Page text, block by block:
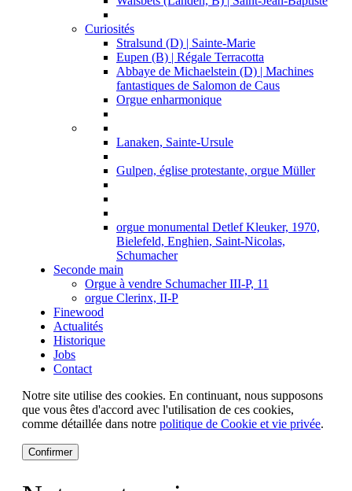
Curiosités
Stralsund (D) | Sainte-Marie
Eupen (B) | Régale Terracotta
Abbaye de Michaelstein (D) | Machines
fantastiques de Salomon de Caus
Orgue enharmonique
Lanaken, Sainte-Ursule
Gulpen, église protestante, orgue Müller
orgue monumental Detlef Kleuker, 1970,
Bielefeld, Enghien, Saint-Nicolas,
Schumacher
Seconde main
Orgue à vendre Schumacher III-P, 11
orgue Clerinx, II-P
Finewood
Actualités
Historique
Jobs
Contact
Notre site utilise des cookies. En continuant, nous supposons
que vous êtes d'accord avec l'utilisation de ces cookies,
comme détaillée dans notre politique de Cookie et vie privée.
Confirmer